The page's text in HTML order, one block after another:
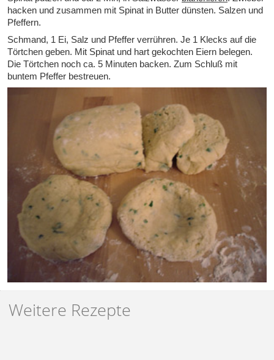
hacken und zusammen mit Spinat in Butter dünsten. Salzen und
Pfeffern.
Schmand, 1 Ei, Salz und Pfeffer verrühren. Je 1 Klecks auf die
Törtchen geben. Mit Spinat und hart gekochten Eiern belegen.
Die Törtchen noch ca. 5 Minuten backen. Zum Schluß mit
buntem Pfeffer bestreuen.
Weitere Rezepte